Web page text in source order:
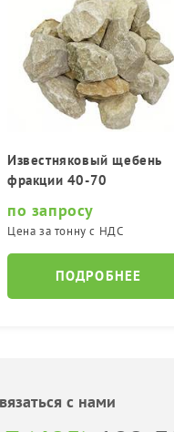
Известняковый щебень
фракции 40-70
по запросу
Цена за тонну с НДС
ПОДРОБНЕЕ
с нами